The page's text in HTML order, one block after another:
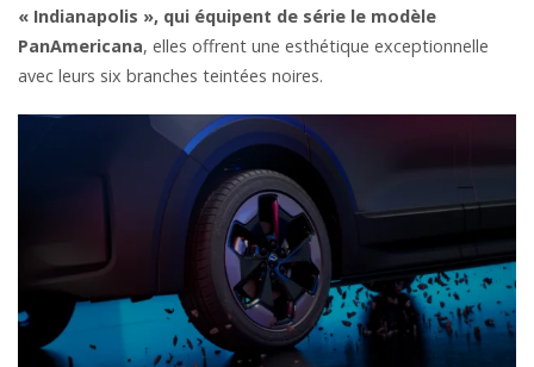
« Indianapolis », qui équipent de série le modèle
PanAmericana, elles offrent une esthétique exceptionnelle
avec leurs six branches teintées noires.